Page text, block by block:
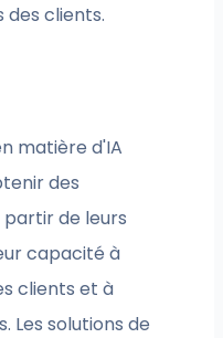
clients.
matière d'IA
des
de leurs
capacité à
clients et à
Les solutions de